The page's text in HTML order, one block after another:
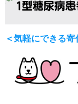
＜気軽にできる寄